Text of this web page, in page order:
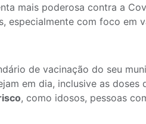
mais poderosa contra a
especialmente com foco em
de vacinação do seu
em dia, inclusive as doses
, como idosos, pessoas